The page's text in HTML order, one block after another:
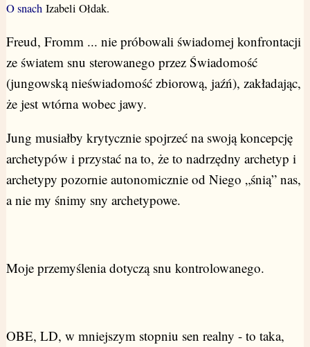
O snachIzabeli Ołdak.
Freud, Fromm ... nie próbowali świadomej konfrontacji
ze światem snu sterowanego przez Świadomość
(jungowską nieświadomość zbiorową, jaźń), zakładając,
że jest wtórna wobec jawy.
Jung musiałby krytycznie spojrzeć na swoją koncepcję
archetypów i przystać na to, że to nadrzędny archetyp i
archetypy pozornie autonomicznie od Niego „śnią” nas,
a nie my śnimy sny archetypowe.
Moje przemyślenia dotyczą snu kontrolowanego.
OBE, LD, w mniejszym stopniu sen realny - to taka,